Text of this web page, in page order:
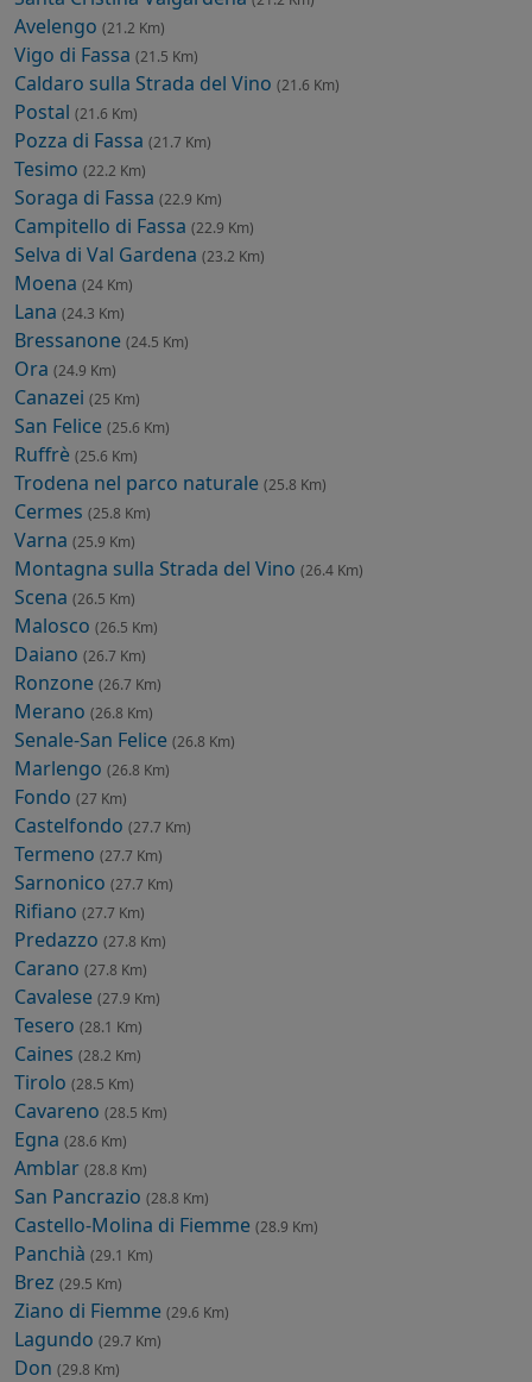
Avelengo (21.2 Km)
Vigo di Fassa (21.5 Km)
Caldaro sulla Strada del Vino (21.6 Km)
Postal (21.6 Km)
Pozza di Fassa (21.7 Km)
Tesimo (22.2 Km)
Soraga di Fassa (22.9 Km)
Campitello di Fassa (22.9 Km)
Selva di Val Gardena (23.2 Km)
Moena (24 Km)
Lana (24.3 Km)
Bressanone (24.5 Km)
Ora (24.9 Km)
Canazei (25 Km)
San Felice (25.6 Km)
Ruffrè (25.6 Km)
Trodena nel parco naturale (25.8 Km)
Cermes (25.8 Km)
Varna (25.9 Km)
Montagna sulla Strada del Vino (26.4 Km)
Scena (26.5 Km)
Malosco (26.5 Km)
Daiano (26.7 Km)
Ronzone (26.7 Km)
Merano (26.8 Km)
Senale-San Felice (26.8 Km)
Marlengo (26.8 Km)
Fondo (27 Km)
Castelfondo (27.7 Km)
Termeno (27.7 Km)
Sarnonico (27.7 Km)
Rifiano (27.7 Km)
Predazzo (27.8 Km)
Carano (27.8 Km)
Cavalese (27.9 Km)
Tesero (28.1 Km)
Caines (28.2 Km)
Tirolo (28.5 Km)
Cavareno (28.5 Km)
Egna (28.6 Km)
Amblar (28.8 Km)
San Pancrazio (28.8 Km)
Castello-Molina di Fiemme (28.9 Km)
Panchià (29.1 Km)
Brez (29.5 Km)
Ziano di Fiemme (29.6 Km)
Lagundo (29.7 Km)
Don (29.8 Km)